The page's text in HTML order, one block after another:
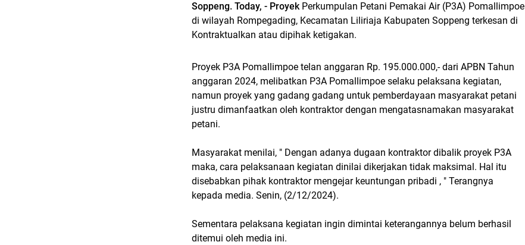
Soppeng. Today, - ProyekPerkumpulan Petani Pemakai Air (P3A) Pomallimpoe
di wilayah Rompegading, Kecamatan Liliriaja Kabupaten Soppeng terkesan di
Kontraktualkan atau dipihak ketigakan.
Proyek P3A Pomallimpoe telan anggaran Rp. 195.000.000,- dari APBN Tahun
anggaran 2024, melibatkan P3A Pomallimpoe selaku pelaksana kegiatan,
namun proyek yang gadang gadang untuk pemberdayaan masyarakat petani
justru dimanfaatkan oleh kontraktor dengan mengatasnamakan masyarakat
petani.
Masyarakat menilai, " Dengan adanya dugaan kontraktor dibalik proyek P3A
maka, cara pelaksanaan kegiatan dinilai dikerjakan tidak maksimal. Hal itu
disebabkan pihak kontraktor mengejar keuntungan pribadi , " Terangnya
kepada media. Senin, (2/12/2024).
Sementara pelaksana kegiatan ingin dimintai keterangannya belum berhasil
ditemui oleh media ini.